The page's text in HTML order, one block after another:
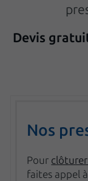
Devis
Nos
Pour
faites appel